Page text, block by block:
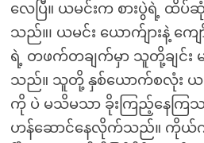
လေပြီ။ ယမင်းက စားပွဲရဲ့ ထိ
သည်။၊ ယမင်း ယောက်ျားနဲ့ ကျ
ရဲ့ တဖက်တချက်မှာ သူတို့ချင်း မ
သည်။ သူတို့ နှစ်ယောက်စလုံး ယမင်
ကို ပဲ မသိမသာ ခိုးကြည့်နေကြ
ဟန်ဆောင်နေလိုက်သည်။ ကိုယ်